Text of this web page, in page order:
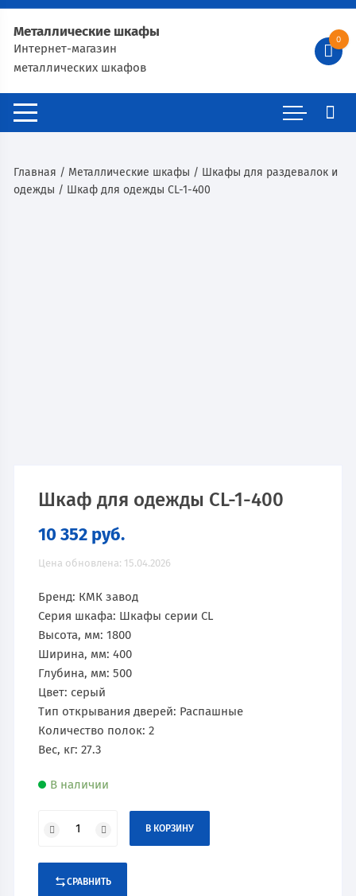
Металлические шкафы
Интернет-магазин
металлических шкафов
0
Главная / Металлические шкафы / Шкафы для раздевалок и
одежды / Шкаф для одежды CL-1-400
Шкаф для одежды CL-1-400
10 352 руб.
Цена обновлена: 15.04.2026
Бренд: КМК завод
Серия шкафа: Шкафы серии CL
Высота, мм: 1800
Ширина, мм: 400
Глубина, мм: 500
Цвет: серый
Тип открывания дверей: Распашные
Количество полок: 2
Вес, кг: 27.3
В наличии
В КОРЗИНУ
СРАВНИТЬ